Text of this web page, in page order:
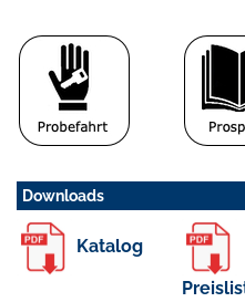
Downloads
Katalog